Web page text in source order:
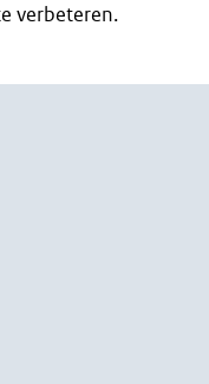
verbeteren.